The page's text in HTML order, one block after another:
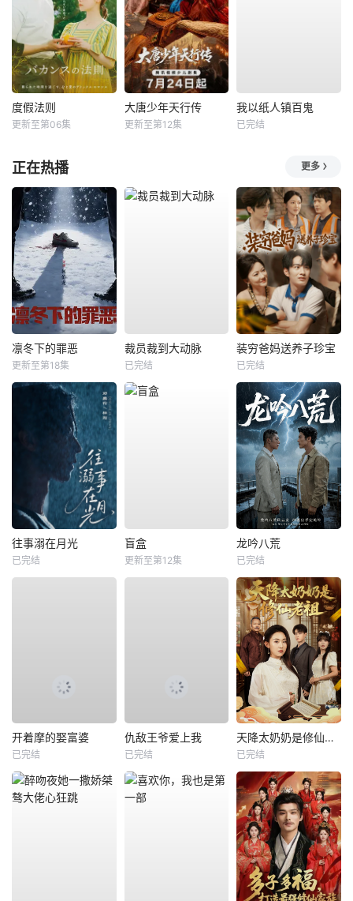
度假法则
更新至第06集
大唐少年天行传
更新至第12集
我以纸人镇百鬼
已完结
正在热播 更多
凛冬下的罪恶
更新至第18集
裁员裁到大动脉
已完结
装穷爸妈送养子珍宝
已完结
往事溺在月光
已完结
盲盒
更新至第12集
龙吟八荒
已完结
开着摩的娶富婆
已完结
仇敌王爷爱上我
已完结
天降太奶奶是修仙老祖
已完结